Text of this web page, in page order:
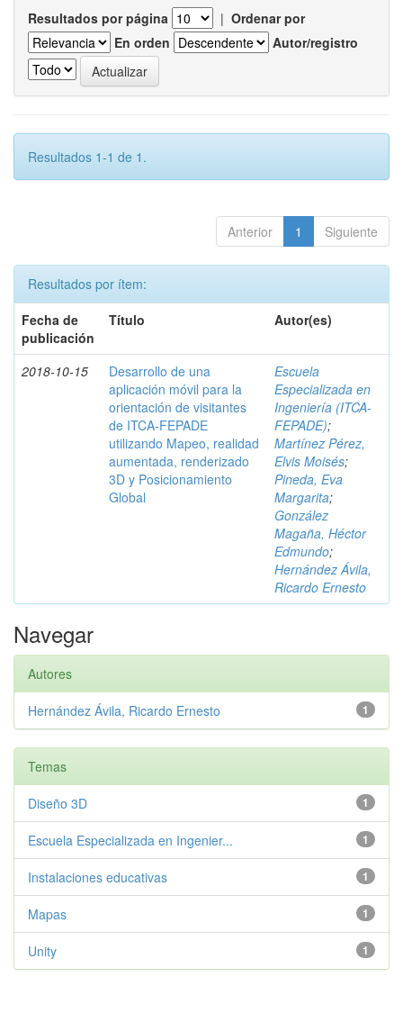
Resultados por página | Ordenar por
En orden
Autor/registro
Resultados 1-1 de 1.
Anterior 1 Siguiente
Resultados por ítem:
Fecha de
publicación
Título Autor(es)
2018-10-15
Desarrollo de una
aplicación móvil para la
orientación de visitantes
de ITCA-FEPADE
utilizando Mapeo, realidad
aumentada, renderizado
3D y Posicionamiento
Global
Escuela
Especializada en
Ingeniería (ITCA-
FEPADE);
Martínez Pérez,
Elvis Moisés;
Pineda, Eva
Margarita;
González
Magaña, Héctor
Edmundo;
Hernández Ávila,
Ricardo Ernesto
Navegar
Autores
1
Hernández Ávila, Ricardo Ernesto
Temas
1
Diseño 3D
1
Escuela Especializada en Ingenier...
1
Instalaciones educativas
1
Mapas
1
Unity